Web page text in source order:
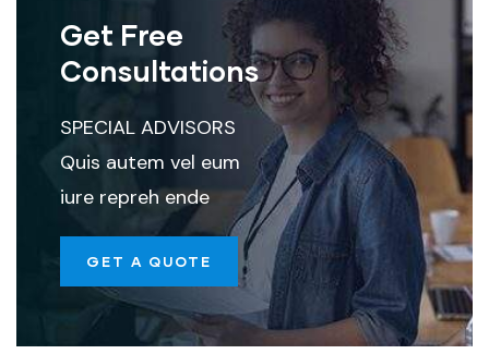
Get Free
Consultations
SPECIAL ADVISORS
Quis autem vel eum
iure repreh ende
GET A QUOTE